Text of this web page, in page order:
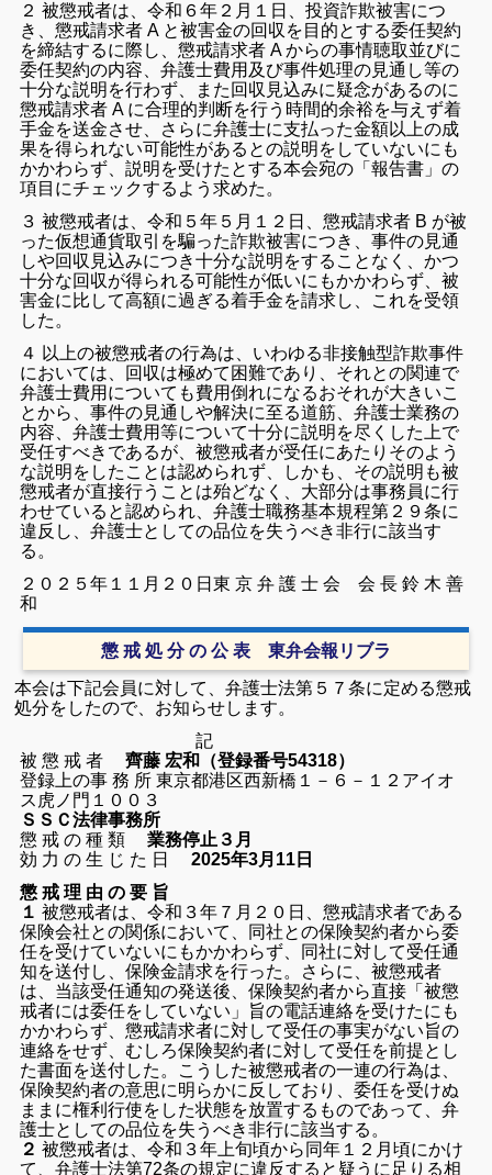
２ 被懲戒者は、令和６年２月１日、投資詐欺被害につ
き、懲戒請求者 A と被害金の回収を目的とする委任契約
を締結するに際し、懲戒請求者 A からの事情聴取並びに
委任契約の内容、弁護士費用及び事件処理の見通し等の
十分な説明を行わず、また回収見込みに疑念があるのに
懲戒請求者 A に合理的判断を行う時間的余裕を与えず着
手金を送金させ、さらに弁護士に支払った金額以上の成
果を得られない可能性があるとの説明をしていないにも
かかわらず、説明を受けたとする本会宛の「報告書」の
項目にチェックするよう求めた。
３ 被懲戒者は、令和５年５月１２日、懲戒請求者 B が被
った仮想通貨取引を騙った詐欺被害につき、事件の見通
しや回収見込みにつき十分な説明をすること なく、かつ
十分な回収が得られる可能性が低いにもかかわらず、被
害金に比して高額に過ぎる着手金を請求し、これを受領
した。
４ 以上の被懲戒者の行為は、いわゆる非接触型詐欺事件
においては、回収は極めて困難であり、それとの関連で
弁護士費用についても費用倒れになるおそれが大きいこ
とから、事件の見通しや解決に至る道筋、弁護士業務の
内容、弁護士費用等について十分に説明を尽くした上で
受任すべきであるが、被懲戒者が受任にあたりそのよう
な説明をしたことは認められず、しかも、その説明も被
懲戒者が直接行うことは殆どなく、大部分は事務員に行
わせていると認められ、弁護士職務基本規程第２９条に
違反し、弁護士としての品位を失うべき非行に該当す
る。
２０２５年１１月２０日東 京 弁 護 士 会会 長 鈴 木 善
和
懲 戒 処 分 の 公 表 東弁会報リブラ
本会は下記会員に対して、弁護士法第５７条に定める懲戒
処分をしたので、お知らせします。
記
被 懲 戒 者 齊藤 宏和（登録番号54318）
登録上の事 務 所 東京都港区西新橋１－６－１２アイオ
ス虎ノ門１００３
ＳＳＣ法律事務所
懲 戒 の 種 類業務停止３月
効 力 の 生 じ た 日2025年3月11日
懲 戒 理 由 の 要 旨
１ 被懲戒者は、令和３年７月２０日、懲戒請求者である
保険会社との関係において、同社との保険契約者から委
任を受けていないにもかかわらず、同社に対して受任通
知を送付し、保険金請求を行った。さらに、被懲戒者
は、当該受任通知の発送後、保険契約者から直接「被懲
戒者には委任をしていない」旨の電話連絡を受けたにも
かかわらず、懲戒請求者に対して受任の事実がない旨の
連絡をせず、むしろ保険契約者に対して受任を前提とし
た書面を送付した。こうした被懲戒者の一連の行為は、
保険契約者の意思に明らかに反しており、委任を受けぬ
ままに権利行使をした状態を放置するものであって、弁
護士としての品位を失うべき非行に該当する。
２ 被懲戒者は、令和３年上旬頃から同年１２月頃にかけ
て、弁護士法第72条の規定に違反すると疑うに足りる相